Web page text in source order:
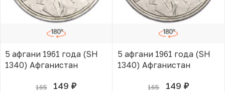
5 афгани 1961 года (SH
1340) Афганистан
165 149 руб.
В КОРЗИНЕ
5 афгани 1961 года (SH
1340) Афганистан
165 149 руб.
В КОРЗИНЕ